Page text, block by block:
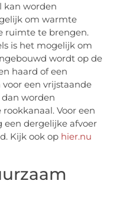
kan worden
om warmte
ruimte te brengen.
is het mogelijk om
wordt op de
haard of een
een vrijstaande
worden
Voor een
een dergelijke afvoer
Kijk ook op hier.nu